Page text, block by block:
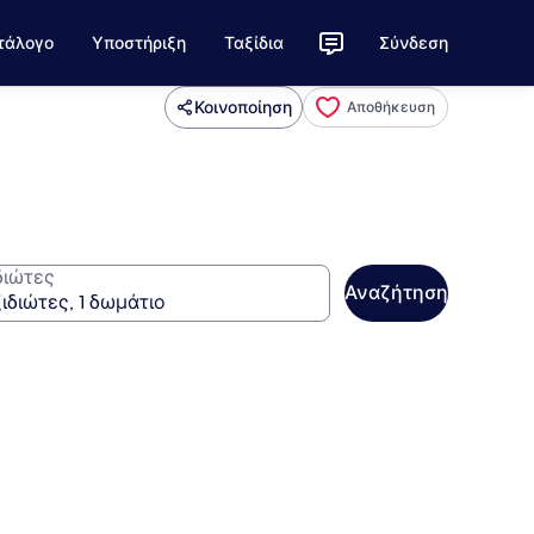
Υποστήριξη Ταξίδια Σύνδεση
Κοινοποίηση Αποθήκευση
Αναζήτηση